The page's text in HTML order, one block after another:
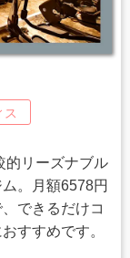
ス
的リーズナブル
。月額6578円
できるだけコ
すすめです。